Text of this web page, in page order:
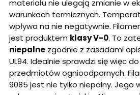
materiału nie ulegają zmianie w
warunkach termicznych.
wpływa na nie negatywnie.
jest produktem klasy V-0. To
niepalne zgodnie z zasadami
UL94. Idealnie sprawdzi się więc
przedmiotów ognioodpornych.
9085 jest nie tylko niepalny. Jego